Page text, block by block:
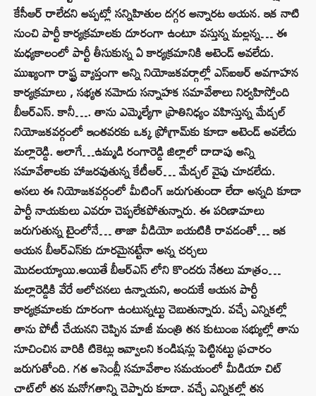
కేసీఆర్‌ రాలేదని అప్పట్లో సన్నిహితుల దగ్గర అన్నారట ఆయన. ఇక నాటి
నుంచి పార్టీ కార్యక్రమాలకు దూరంగా ఉంటూ వస్తున్న మల్లన్న… ఈ
మధ్యకాలంలో పార్టీ తీసుకున్న ఏ కార్యక్రమానికి అటెండ్‌ అవలేదు.
ముఖ్యంగా రాష్ట్ర వ్యాప్తంగా అన్ని నియోజకవర్గాల్లో ఎస్ఐఆర్ అవగాహన
కార్యక్రమాలు , సభ్యత నమోదు సన్నాహక సమావేశాలు నిర్వహిస్తోంది
బీఆర్‌ఎస్‌. కానీ…. తాను ఎమ్మెల్యేగా ప్రాతినిధ్యం వహిస్తున్న మేడ్చల్‌
నియోజకవర్గంలో ఇంతవరకు ఒక్క ప్రోగ్రామ్‌కు కూడా అటెండ్‌ అవలేదు
మల్లారెడ్డి. అలాగే…ఉమ్మడి రంగారెడ్డి జిల్లాలో దాదాపు అన్ని
సమావేశాలకు హాజరవుతున్న కేటీఆర్‌… మేడ్చల్ వైపు చూడలేదు.
అసలు ఈ నియోజకవర్గంలో మీటింగ్‌ జరుగుతుందా లేదా అన్నది కూడా
పార్టీ నాయకులు ఎవరూ చెప్పలేకపోతున్నారు. ఈ పరిణామాలు
జరుగుతున్న టైంలోనే… తాజా వీడియో బయటికి రావడంతో… ఇక
ఆయన బీఆర్‌ఎస్‌కు దూరమైనట్టేనా అన్న చర్చలు
మొదలయ్యాయి.అయితే బీఆర్ఎస్ లోని కొందరు నేతలు మాత్రం…
మల్లారెడ్డికి వేరే ఆలోచనలు ఉన్నాయని, అందుకే ఆయన పార్టీ
కార్యక్రమాలకు దూరంగా ఉంటున్నట్టు చెబుతున్నారు. వచ్చే ఎన్నికల్లో
తాను పోటీ చేయనని చెప్పిన మాజీ మంత్రి తన కుటుంబ సభ్యుల్లో తాను
సూచించిన వారికి టికెట్లు ఇవ్వాలని కండిషన్లు పెట్టినట్టు ప్రచారం
జరుగుతోంది. గత అసెంబ్లీ సమావేశాల సమయంలో మీడియా చిట్
చాట్‌లో తన మనోగతాన్ని చెప్పారు కూడా. వచ్చే ఎన్నికల్లో తన